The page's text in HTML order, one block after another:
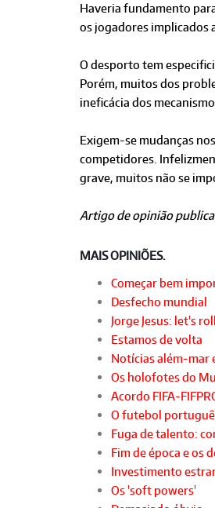
Haveria fundamento
os jogadores implicados
O desporto tem
Porém, muitos dos
ineficácia dos
Exigem-se mudanças
competidores.
grave, muitos não se
Artigo de opinião
MAIS OPINIÕES.
Começar bem
Desfecho mundial
Jorge Jesus: let's roll
Estamos de volta
Notícias além-mar
Os holofotes do
Acordo FIFA-
O futebol
Fuga de talento:
Fim de época e os
Investimento
Os 'soft powers'